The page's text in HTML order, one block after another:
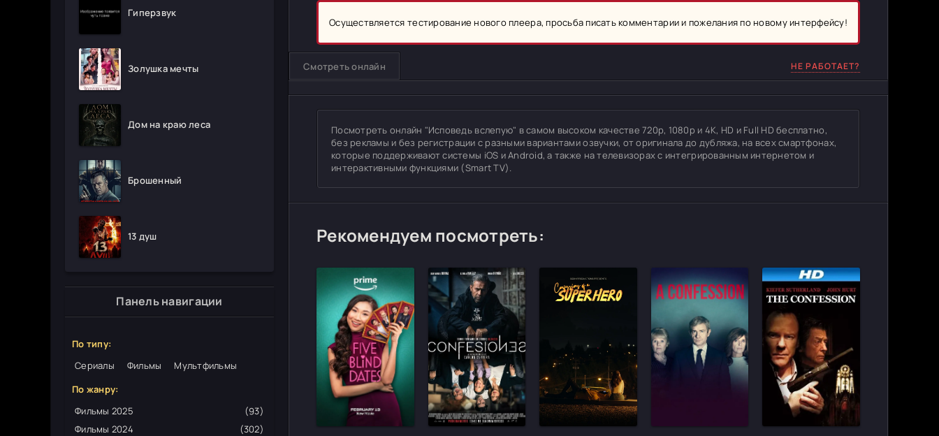
Гиперзвук
Золушка мечты
Дом на краю леса
Брошенный
13 душ
Панель навигации
По типу:
Сериалы
Фильмы
Мультфильмы
По жанру:
Фильмы 2025
(93)
Фильмы 2024
(302)
Осуществляется тестирование нового плеера, просьба писать комментарии и пожелания по новому интерфейсу!
Смотреть онлайн НЕ РАБОТАЕТ?
Посмотреть онлайн "Исповедь вслепую" в самом высоком качестве 720p, 1080p и 4K, HD и Full HD бесплатно,
без рекламы и без регистрации с разными вариантами озвучки, от оригинала до дубляжа, на всех смартфонах,
которые поддерживают системы iOS и Android, а также на телевизорах с интегрированным интернетом и
интерактивными функциями (Smart TV).
Рекомендуем посмотреть:
[/xfgiven_cvh_poster_urlcvh_poster_url][/xfgiven_cvh_poster_urlcvh_poster_url][/xfgiven_cvh_poster_urlcvh_poster_url][/xfgiven_cvh_poster_urlcvh_poster_url]
[/